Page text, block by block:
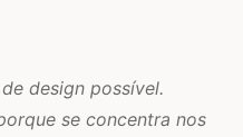
design possível.
se concentra nos